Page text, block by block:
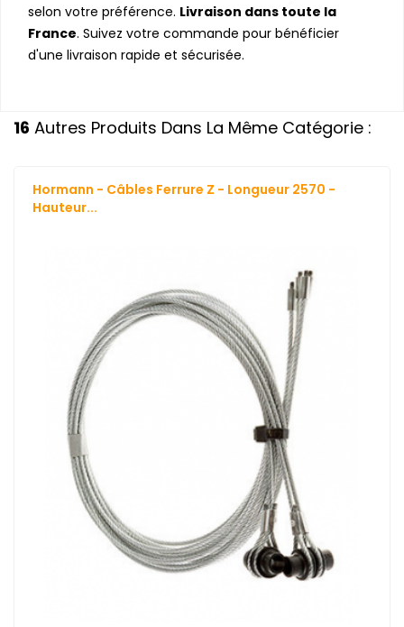
selon votre préférence. Livraison dans toute la
France. Suivez votre commande pour bénéficier
d'une livraison rapide et sécurisée.
16 Autres Produits Dans La Même Catégorie :
Hormann - Câbles Ferrure Z - Longueur 2570 -
Hauteur...